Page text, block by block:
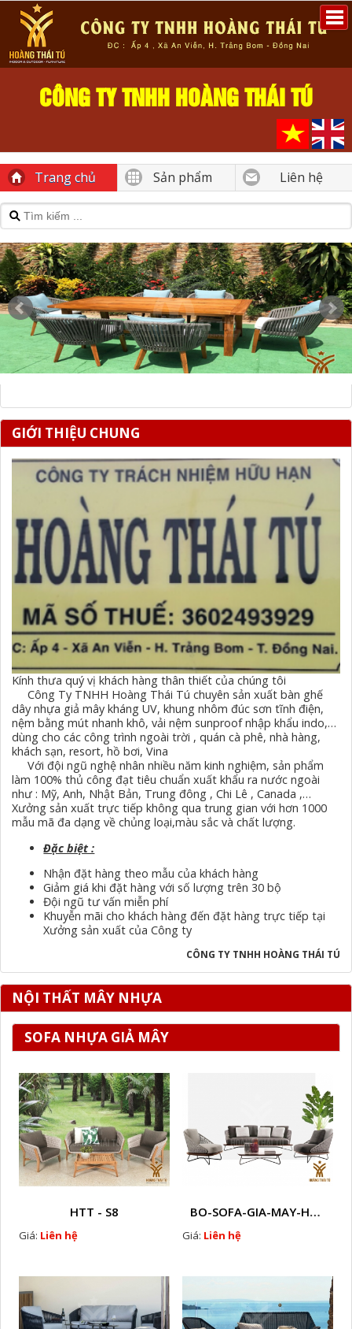
CÔNG TY TNHH HOÀNG THÁI TÚ
Trang chủ Sản phẩm Liên hệ
GIỚI THIỆU CHUNG
Kính thưa quý vị khách hàng thân thiết của chúng tôi
Công Ty TNHH Hoàng Thái Tú chuyên sản xuất bàn ghế
dây nhựa giả mây kháng UV, khung nhôm đúc sơn tĩnh điện,
nệm bằng mút nhanh khô, vải nệm sunproof nhập khẩu indo,…
dùng cho các công trình ngoài trời , quán cà phê, nhà hàng,
khách sạn, resort, hồ bơi, Vina
Với đội ngũ nghệ nhân nhiều năm kinh nghiệm, sản phẩm
làm 100% thủ công đạt tiêu chuẩn xuất khẩu ra nước ngoài
như : Mỹ, Anh, Nhật Bản, Trung đông , Chi Lê , Canada ,…
Xưởng sản xuất trực tiếp không qua trung gian với hơn 1000
mẫu mã đa dạng về chủng loại,màu sắc và chất lượng.
Đặc biệt :
Nhận đặt hàng theo mẫu của khách hàng
Giảm giá khi đặt hàng với số lượng trên 30 bộ
Đội ngũ tư vấn miễn phí
Khuyễn mãi cho khách hàng đến đặt hàng trực tiếp tại
Xưởng sản xuất của Công ty
CÔNG TY TNHH HOÀNG THÁI TÚ
NỘI THẤT MÂY NHỰA
SOFA NHỰA GIẢ MÂY
HTT - S8
Giá: Liên hệ
BO-SOFA-GIA-MAY-HTT - S30
Giá: Liên hệ